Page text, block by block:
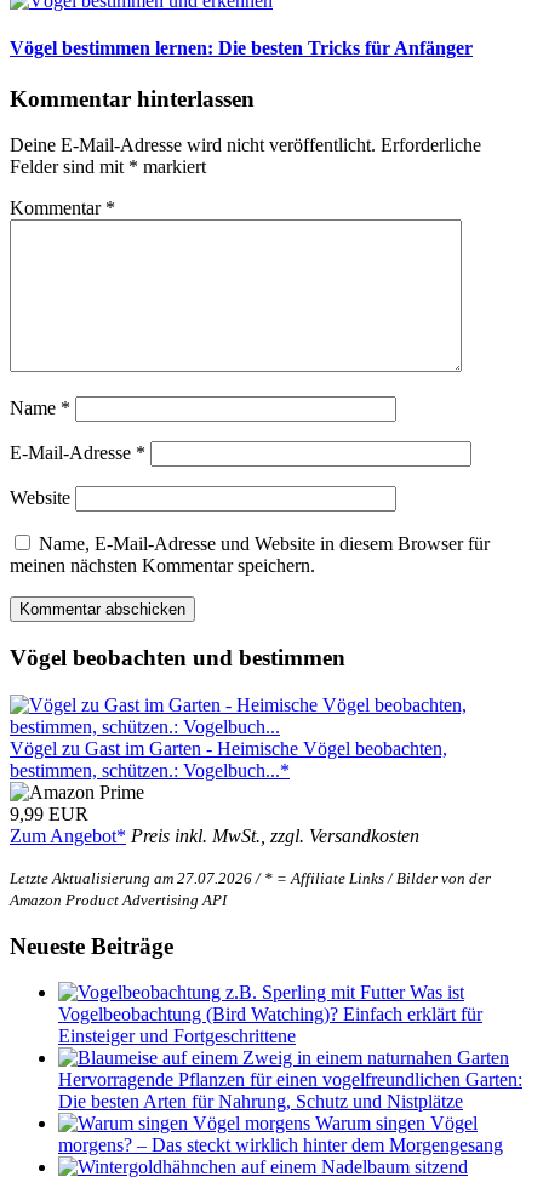
Vögel bestimmen lernen: Die besten Tricks für Anfänger
Kommentar hinterlassen
Deine E-Mail-Adresse wird nicht veröffentlicht. Erforderliche
Felder sind mit * markiert
Kommentar *
Name *
E-Mail-Adresse *
Website
Name, E-Mail-Adresse und Website in diesem Browser für
meinen nächsten Kommentar speichern.
Vögel beobachten und bestimmen
Vögel zu Gast im Garten - Heimische Vögel beobachten,
bestimmen, schützen.: Vogelbuch...*
9,99 EUR
Zum Angebot* Preis inkl. MwSt., zzgl. Versandkosten
Letzte Aktualisierung am 27.07.2026 / * = Affiliate Links / Bilder von der
Amazon Product Advertising API
Neueste Beiträge
Was ist
Vogelbeobachtung (Bird Watching)? Einfach erklärt für
Einsteiger und Fortgeschrittene
Hervorragende Pflanzen für einen vogelfreundlichen Garten:
Die besten Arten für Nahrung, Schutz und Nistplätze
Warum singen Vögel
morgens? – Das steckt wirklich hinter dem Morgengesang